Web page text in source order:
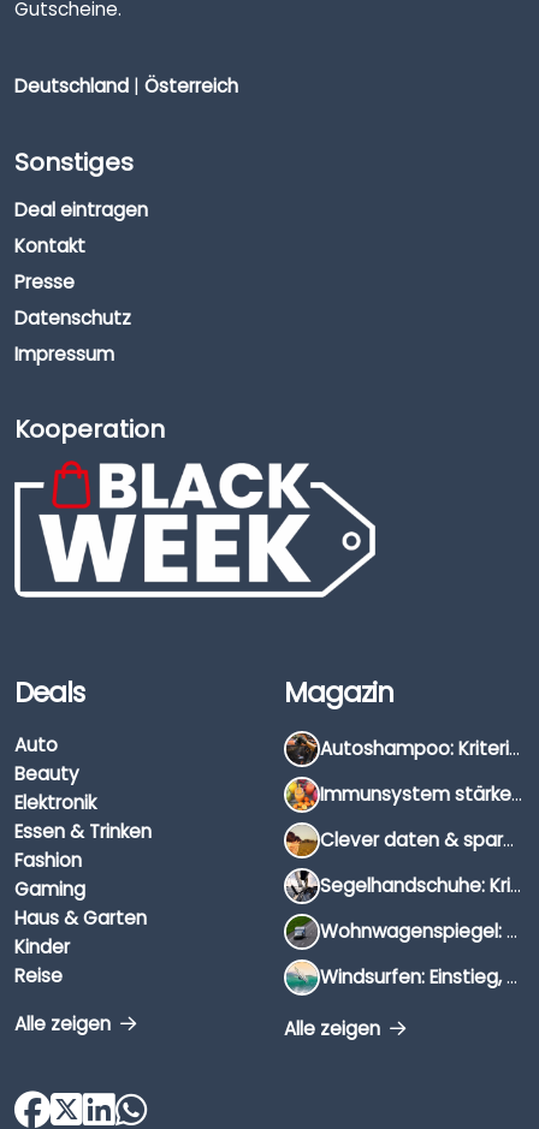
Gutscheine.
Deutschland | Österreich
Sonstiges
Deal eintragen
Kontakt
Presse
Datenschutz
Impressum
Kooperation
Deals
Auto
Beauty
Elektronik
Essen & Trinken
Fashion
Gaming
Haus & Garten
Kinder
Reise
Alle zeigen
Magazin
Autoshampoo: Kriterien, Unterschiede & Anwendung
Immunsystem stärken: Hausmittel, Vitamine & Wissenswertes
Clever daten & sparen: So findest du die besten Deals für Dates und Unternehmungen
Segelhandschuhe: Kriterien, Materialien & Tipps
Wohnwagenspiegel: Auswahl, Preise & Montage
Windsurfen: Einstieg, Ausrüstung & Tipps
Alle zeigen